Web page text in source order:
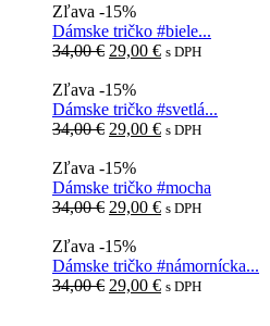
bola:
34,00 €.29,00 €.
Zľava -15%
Dámske tričko #biele...
34,00€ Pôvodná
bola:
34,00 €.
29,00 €Aktuálna
29,00 €.
s DPH
Zľava -15%
Dámske tričko #svetlá...
34,00€ Pôvodná
bola:
34,00 €.
29,00 €Aktuálna
29,00 €.
s DPH
Zľava -15%
Dámske tričko #mocha
34,00€ Pôvodná
bola:
34,00 €.
29,00 €Aktuálna
29,00 €.
s DPH
Zľava -15%
Dámske tričko #námornícka...
34,00€ Pôvodná
29,00 €Aktuálna
s DPH